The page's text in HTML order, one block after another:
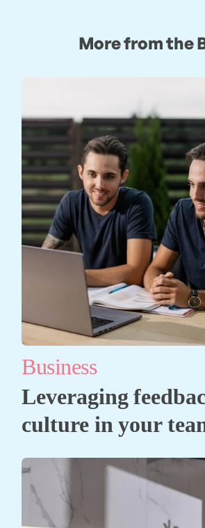
More from the
Business
Leveraging
culture in your